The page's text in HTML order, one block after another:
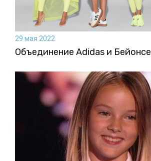
29 мая 2022
Объединение Adidas и Бейонсе